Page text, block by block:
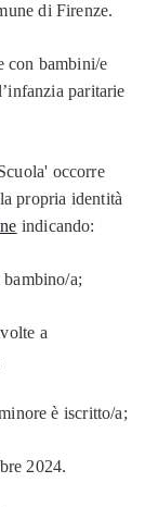
di Firenze.
con bambini/e
paritarie
occorre
propria identità
indicando:
a;
a
è iscritto/a;
2024.